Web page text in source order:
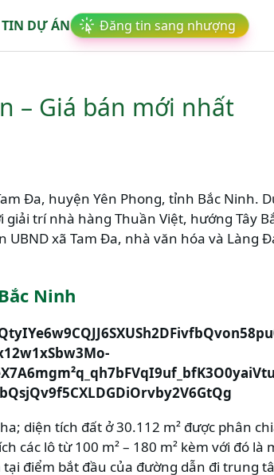
DỰ ÁN Đăng tin sang nhượng
– Giá bán mới nhất
Đa, huyện Yên Phong, tỉnh Bắc Ninh.
trí nhà hàng Thuần Việt, hướng Tây
xã Tam Đa, nhà văn hóa và Làng
Ninh
diện tích đất ở 30.112 m² được phân
các lô từ 100 m² – 180 m² kèm với đó là
điểm bắt đầu của đường dẫn đi trung